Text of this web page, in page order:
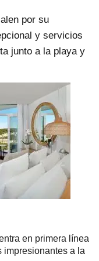
por su
y servicios
junto a la playa y
en primera línea
impresionantes a la